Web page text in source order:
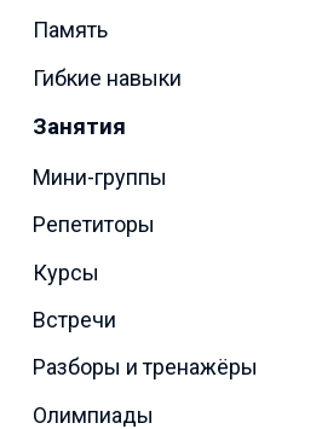
Память
Гибкие навыки
Занятия
Мини-группы
Репетиторы
Курсы
Встречи
Разборы и тренажёры
Олимпиады